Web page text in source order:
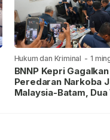
Hukum dan Kriminal - 1
lalu
BNNP Kepri Gagalkan
Peredaran Narkoba
Malaysia-Batam, Dua